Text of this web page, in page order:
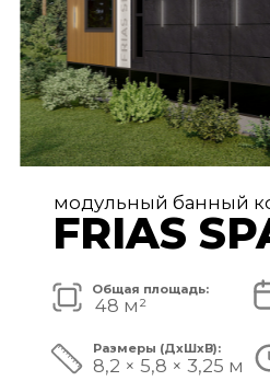
8 750 000 ₽
Стоимость комплекса:
СМОТРЕТЬ ПРОЕКТ